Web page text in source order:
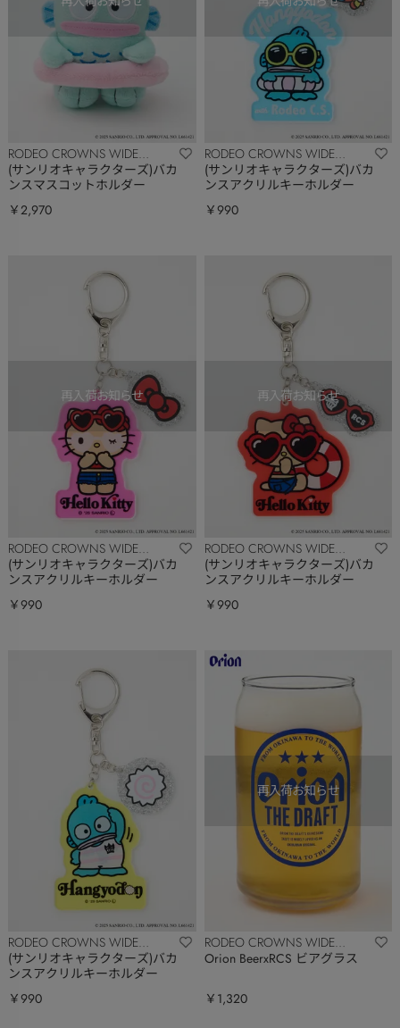
RODEO CROWNS WIDE
BOWL
(サンリオキャラクターズ)バカ
ンスマスコットホルダー
￥2,970
RODEO CROWNS WIDE
BOWL
(サンリオキャラクターズ)バカ
ンスアクリルキーホルダー
￥990
RODEO CROWNS WIDE
BOWL
(サンリオキャラクターズ)バカ
ンスアクリルキーホルダー
￥990
RODEO CROWNS WIDE
BOWL
(サンリオキャラクターズ)バカ
ンスアクリルキーホルダー
￥990
RODEO CROWNS WIDE
BOWL
(サンリオキャラクターズ)バカ
ンスアクリルキーホルダー
￥990
RODEO CROWNS WIDE
BOWL
Orion BeerxRCS ビアグラス
￥1,320